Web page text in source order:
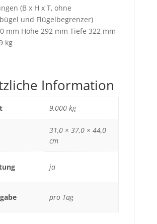
(B x H x T, ohne
und Flügelbegrenzer)
mm Höhe 292 mm Tiefe 322 mm
kg
Information
9,000 kg
31,0 × 37,0 × 44,0
cm
ja
pro Tag